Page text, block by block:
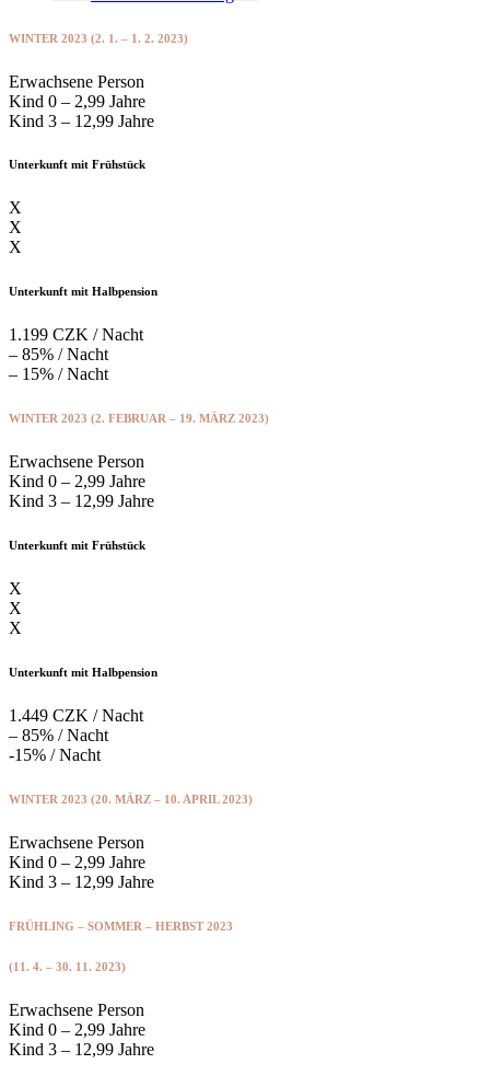
WINTER 2023 (2. 1. – 1. 2. 2023)
Erwachsene Person
Kind 0 – 2,99 Jahre
Kind 3 – 12,99 Jahre
Unterkunft mit Frühstück
X
X
X
Unterkunft mit Halbpension
1.199 CZK / Nacht
– 85% / Nacht
– 15% / Nacht
WINTER 2023 (2. FEBRUAR – 19. MÄRZ 2023)
Erwachsene Person
Kind 0 – 2,99 Jahre
Kind 3 – 12,99 Jahre
Unterkunft mit Frühstück
X
X
X
Unterkunft mit Halbpension
1.449 CZK / Nacht
– 85% / Nacht
-15% / Nacht
WINTER 2023 (20. MÄRZ – 10. APRIL 2023)
Erwachsene Person
Kind 0 – 2,99 Jahre
Kind 3 – 12,99 Jahre
FRÜHLING – SOMMER – HERBST 2023
(11. 4. – 30. 11. 2023)
Erwachsene Person
Kind 0 – 2,99 Jahre
Kind 3 – 12,99 Jahre